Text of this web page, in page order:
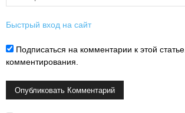
Быстрый вход на сайт
Подписаться на комментарии к этой статье.
комментирования.